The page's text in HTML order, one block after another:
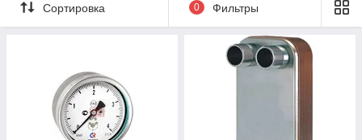
Сортировка 0 Фильтры